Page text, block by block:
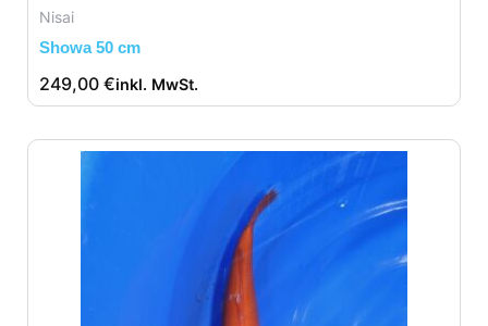
Nisai
Showa 50 cm
249,00 €inkl. MwSt.